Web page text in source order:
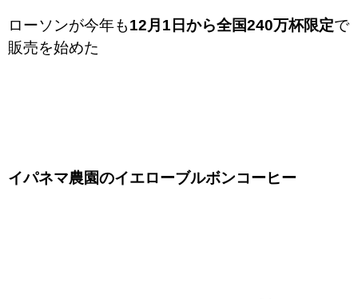
ローソンが今年も12月1日から全国240万杯限定で
販売を始めた
イパネマ農園のイエローブルボンコーヒー